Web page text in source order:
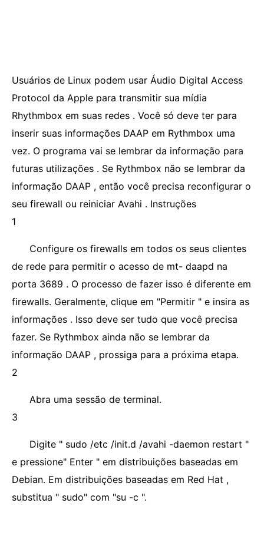
Usuários de Linux podem usar Áudio Digital Access
Protocol da Apple para transmitir sua mídia
Rhythmbox em suas redes . Você só deve ter para
inserir suas informações DAAP em Rythmbox uma
vez. O programa vai se lembrar da informação para
futuras utilizações . Se Rythmbox não se lembrar da
informação DAAP , então você precisa reconfigurar o
seu firewall ou reiniciar Avahi . Instruções
1
Configure os firewalls em todos os seus clientes
de rede para permitir o acesso de mt- daapd na
porta 3689 . O processo de fazer isso é diferente em
firewalls. Geralmente, clique em "Permitir " e insira as
informações . Isso deve ser tudo que você precisa
fazer. Se Rythmbox ainda não se lembrar da
informação DAAP , prossiga para a próxima etapa.
2
Abra uma sessão de terminal.
3
Digite " sudo /etc /init.d /avahi -daemon restart "
e pressione" Enter " em distribuições baseadas em
Debian. Em distribuições baseadas em Red Hat ,
substitua " sudo" com "su -c ".